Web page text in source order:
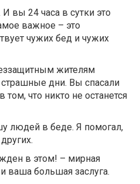
вы 24 часа в сутки это
важное – это
чужих бед и чужих
жителям
дни. Вы спасали
что никто не останется
людей в беде. Я помогал,
в этом! – мирная
ваша большая заслуга.